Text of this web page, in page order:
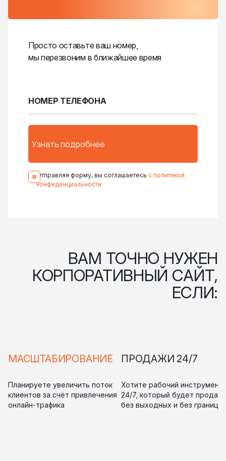
Просто оставьте ваш номер,
мы перезвоним в ближайшее время
Отправляя форму, вы соглашаетесь с политикой
конфиденциальности
ВАМ ТОЧНО НУЖЕН
КОРПОРАТИВНЫЙ САЙТ,
ЕСЛИ:
МАСШТАБИРОВАНИЕ
Планируете увеличить поток
клиентов за счёт привлечения
онлайн-трафика
ПРОДАЖИ 24/7
Хотите рабочий инструмент
24/7, который будет
без выходных и без границ